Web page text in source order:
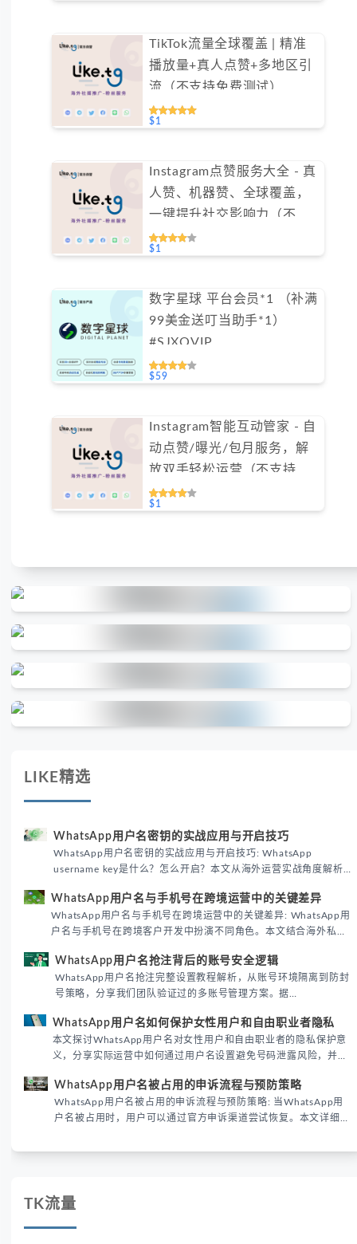
TikTok流量全球覆盖 | 精准
播放量+真人点赞+多地区引
流（不支持免费测试）
$1
Instagram点赞服务大全 - 真
人赞、机器赞、全球覆盖，
一键提升社交影响力（不支
持免费测试）
$1
数字星球 平台会员*1 （补满
99美金送叮当助手*1）
#SJXQVIP
$59
Instagram智能互动管家 - 自
动点赞/曝光/包月服务，解
放双手轻松运营（不支持免
费测试）
$1
LIKE精选
WhatsApp用户名密钥的实战应用与开启技巧
WhatsApp用户名密钥的实战应用与开启技巧: WhatsApp
username key是什么？怎么开启？本文从海外运营实战角度解析
境团队高效触达目标客户。
WhatsApp用户名与手机号在跨境运营中的关键差异
WhatsApp用户名与手机号在跨境运营中的关键差异: WhatsApp用
户名与手机号在跨境客户开发中扮演不同角色。本文结合海外私域
际差异，帮助团队优化WhatsApp营销策略。
WhatsApp用户名抢注背后的账号安全逻辑
WhatsApp用户名抢注完整设置教程解析，从账号环境隔离到防封
号策略，分享我们团队验证过的多账号管理方案。据
性直接影响转化率。
WhatsApp用户名如何保护女性用户和自由职业者隐私
本文探讨WhatsApp用户名对女性用户和自由职业者的隐私保护意
义，分享实际运营中如何通过用户名设置避免号码泄露风险，并提
已成为全球数字沟通的首要考量。
WhatsApp用户名被占用的申诉流程与预防策略
WhatsApp用户名被占用的申诉流程与预防策略: 当WhatsApp用
户名被占用时，用户可以通过官方申诉渠道尝试恢复。本文详细解
账号安全。
TK流量